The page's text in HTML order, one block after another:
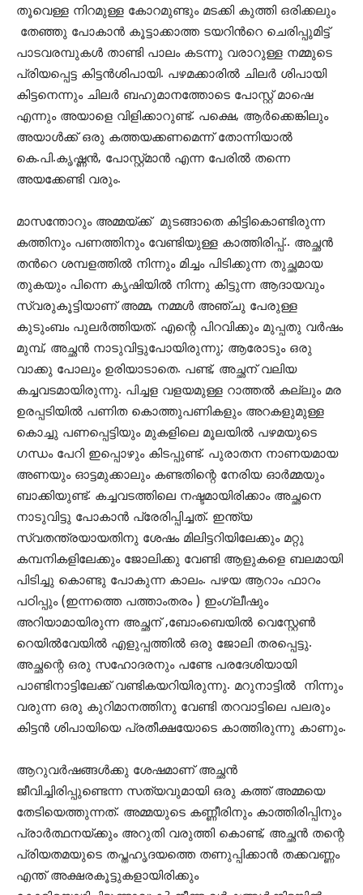
തൂവെള്ള നിറമുള്ള കോറമുണ്ടും മടക്കി കുത്തി ഒരിക്കലും
തേഞ്ഞു പോകാൻ കൂട്ടാക്കാത്ത ടയറിന്‍റെ ചെരിപ്പുമിട്ട്
പാടവരമ്പുകൾ താണ്ടി പാലം കടന്നു വരാറുള്ള നമ്മുടെ
പ്രിയപ്പെട്ട കിട്ടൻശിപായി. പഴമക്കാരിൽ ചിലർ ശിപായി
കിട്ടനെന്നും ചിലർ ബഹുമാനത്തോടെ പോസ്റ്റ് മാഷെ
എന്നും അയാളെ വിളിക്കാറുണ്ട്. പക്ഷെ, ആർക്കെങ്കിലും
അയാൾക്ക് ഒരു കത്തയക്കണമെന്ന് തോന്നിയാൽ
കെ.പി.കൃഷ്ണൻ, പോസ്റ്റ്മാൻ എന്ന പേരിൽ തന്നെ
അയക്കേണ്ടി വരും.
മാസന്തോറും അമ്മയ്ക്ക് മുടങ്ങാതെ കിട്ടികൊണ്ടിരുന്ന
കത്തിനും പണത്തിനും വേണ്ടിയുള്ള കാത്തിരിപ്പ്.. അച്ഛൻ
തന്‍റെ ശമ്പളത്തിൽ നിന്നും മിച്ചം പിടിക്കുന്ന തുച്ഛമായ
തുകയും പിന്നെ കൃഷിയിൽ നിന്നു കിട്ടുന്ന ആദായവും
സ്വരുകൂട്ടിയാണ് അമ്മ, നമ്മൾ അഞ്ചു പേരുള്ള
കുടുംബം പുലർത്തിയത്. എന്റെ പിറവിക്കും മുപ്പതു വർഷം
മുമ്പ്, അച്ഛൻ നാടുവിട്ടുപോയിരുന്നു; ആരോടും ഒരു
വാക്കു പോലും ഉരിയാടാതെ. പണ്ട്, അച്ഛന് വലിയ
കച്ചവടമായിരുന്നു. പിച്ചള വളയമുള്ള റാത്തൽ കല്ലും മര
ഉരപ്പടിയിൽ പണിത കൊത്തുപണികളും അറകളുമുള്ള
കൊച്ചു പണപ്പെട്ടിയും മുകളിലെ മൂലയിൽ പഴമയുടെ
ഗന്ധം പേറി ഇപ്പൊഴും കിടപ്പുണ്ട്. പുരാതന നാണയമായ
അണയും ഓട്ടമുക്കാലും കണ്ടതിന്റെ നേരിയ ഓർമ്മയും
ബാക്കിയുണ്ട്. കച്ചവടത്തിലെ നഷ്ടമായിരിക്കാം അച്ഛനെ
നാടുവിട്ടു പോകാൻ പ്രേരിപ്പിച്ചത്. ഇന്ത്യ
സ്വതന്ത്രയായതിനു ശേഷം മിലിട്ടറിയിലേക്കും മറ്റു
കമ്പനികളിലേക്കും ജോലിക്കു വേണ്ടി ആളുകളെ ബലമായി
പിടിച്ചു കൊണ്ടു പോകുന്ന കാലം. പഴയ ആറാം ഫാറം
പഠിപ്പും (ഇന്നത്തെ പത്താംതരം ) ഇംഗ്ലീഷും
അറിയാമായിരുന്ന അച്ഛന് ,ബോംബെയിൽ വെസ്റ്റേൺ
റെയിൽവേയിൽ എളുപ്പത്തിൽ ഒരു ജോലി തരപ്പെട്ടു.
അച്ഛന്റെ ഒരു സഹോദരനും പണ്ടേ പരദേശിയായി
പാണ്ടിനാട്ടിലേക്ക് വണ്ടികയറിയിരുന്നു. മറുനാട്ടിൽ നിന്നും
വരുന്ന ഒരു കുറിമാനത്തിനു വേണ്ടി തറവാട്ടിലെ പലരും
കിട്ടൻ ശിപായിയെ പ്രതീക്ഷയോടെ കാത്തിരുന്നു കാണും.
ആറുവർഷങ്ങൾക്കു ശേഷമാണ് അച്ഛൻ
ജീവിച്ചിരിപ്പുണ്ടെന്ന സത്യവുമായി ഒരു കത്ത് അമ്മയെ
തേടിയെത്തുന്നത്. അമ്മയുടെ കണ്ണീരിനും കാത്തിരിപ്പിനും
പ്രാർത്ഥനയ്ക്കും അറുതി വരുത്തി കൊണ്ട്, അച്ഛൻ തന്റെ
പ്രിയതമയുടെ തപ്തഹൃദയത്തെ തണുപ്പിക്കാൻ തക്കവണ്ണം
എന്ത് അക്ഷരകൂട്ടുകളായിരിക്കും